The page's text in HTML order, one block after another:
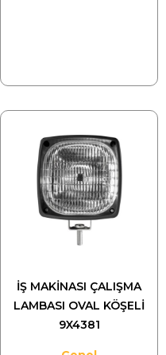
İŞ MAKİNASI ÇALIŞMA
LAMBASI OVAL KÖŞELİ
9X4381